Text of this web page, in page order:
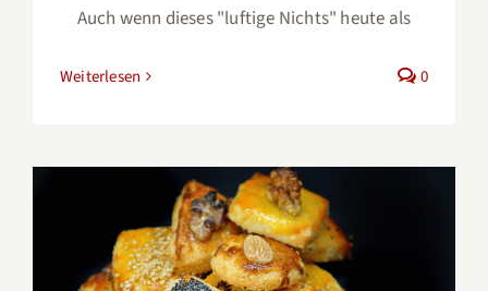
Auch wenn dieses "luftige Nichts" heute als
Weiterlesen 0